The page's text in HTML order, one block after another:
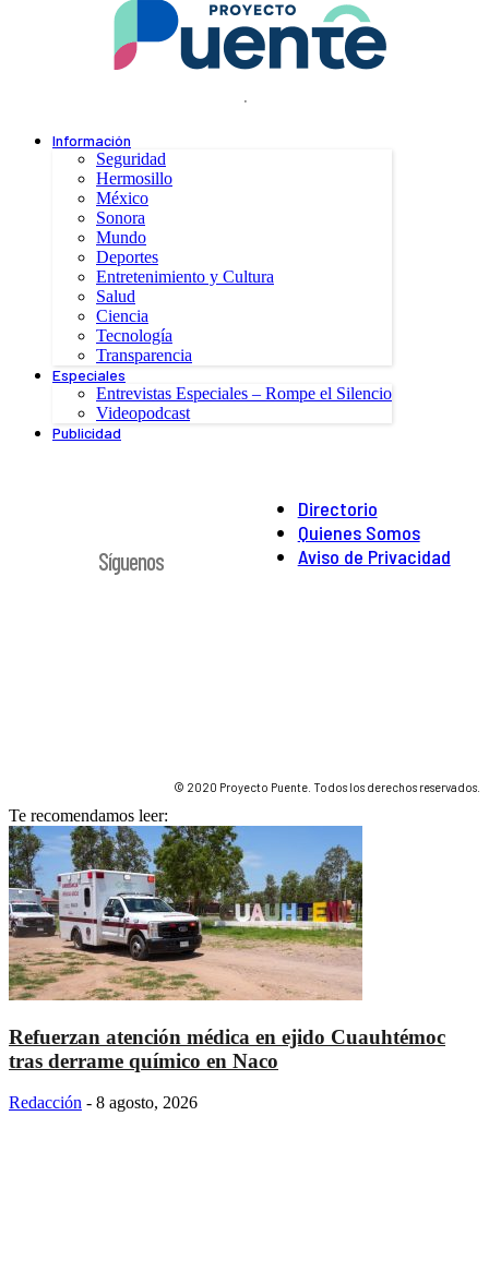
.
Información
Seguridad
Hermosillo
México
Sonora
Mundo
Deportes
Entretenimiento y Cultura
Salud
Ciencia
Tecnología
Transparencia
Especiales
Entrevistas Especiales – Rompe el Silencio
Videopodcast
Publicidad
Directorio
Quienes Somos
Aviso de Privacidad
Síguenos
© 2020 Proyecto Puente. Todos los derechos reservados.
Te recomendamos leer:
Refuerzan atención médica en ejido Cuauhtémoc
tras derrame químico en Naco
Redacción - 8 agosto, 2026